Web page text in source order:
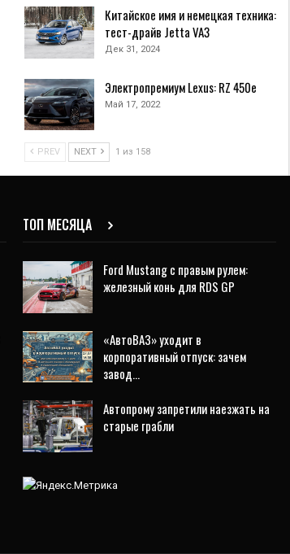
Китайское имя и немецкая техника:
тест-драйв Jetta VA3
Дек 31, 2024
Электропремиум Lexus: RZ 450e
Май 17, 2022
PREV NEXT 1 из 158
ТОП МЕСЯЦА
Ford Mustang с правым рулем:
железный конь для RDS GP
«АвтоВАЗ» уходит в
корпоративный отпуск: зачем
завод…
Автопрому запретили наезжать на
старые грабли